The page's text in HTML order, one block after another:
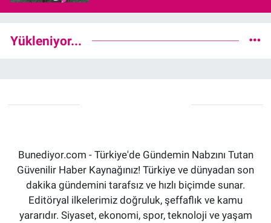
Yükleniyor...
Bunediyor.com - Türkiye'de Gündemin Nabzını Tutan
Güvenilir Haber Kaynağınız! Türkiye ve dünyadan son
dakika gündemini tarafsız ve hızlı biçimde sunar.
Editöryal ilkelerimiz doğruluk, şeffaflık ve kamu
yararıdır. Siyaset, ekonomi, spor, teknoloji ve yaşam